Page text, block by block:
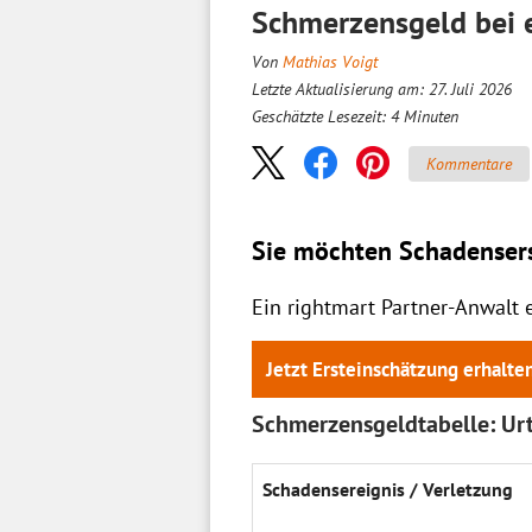
Schmerzensgeld
Von Mathias Voigt
Letzte Aktualisierung am: 27. Juli 2026
Geschätzte Lesezeit: 4 Minuten
Kommentare
Sie möchten
Ein rightmart Partner-Anwalt
Jetzt Ersteinschätzung
Schmerzensgeldtabelle:
Schadens­ereignis / Ver­letzung